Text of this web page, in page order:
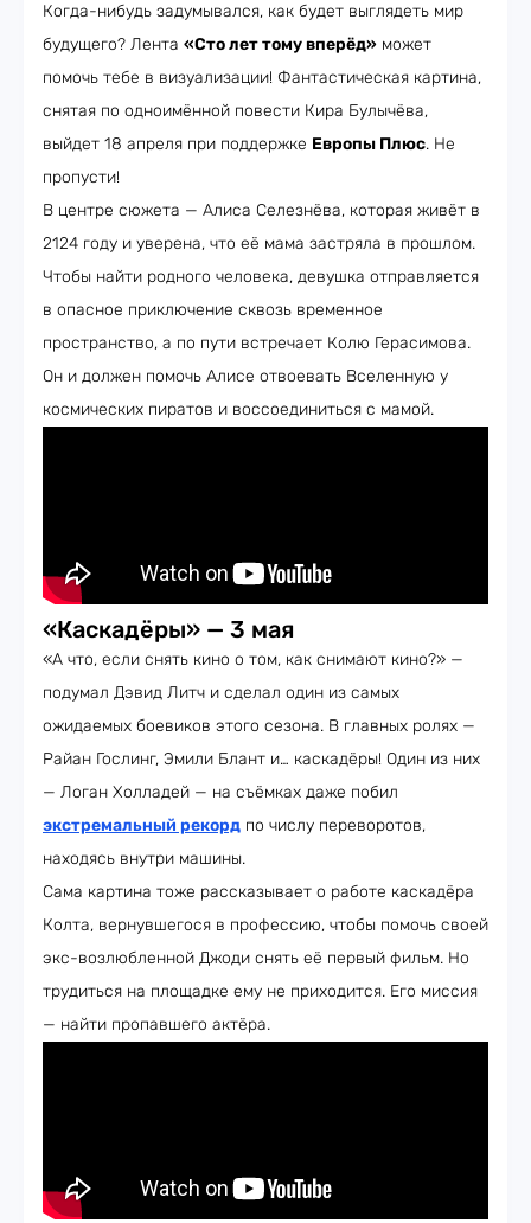
Когда-нибудь задумывался, как будет выглядеть мир
будущего? Лента «Сто лет тому вперёд» может
помочь тебе в визуализации! Фантастическая картина,
снятая по одноимённой повести Кира Булычёва,
выйдет 18 апреля при поддержке Европы Плюс. Не
пропусти!
В центре сюжета — Алиса Селезнёва, которая живёт в
2124 году и уверена, что её мама застряла в прошлом.
Чтобы найти родного человека, девушка отправляется
в опасное приключение сквозь временное
пространство, а по пути встречает Колю Герасимова.
Он и должен помочь Алисе отвоевать Вселенную у
космических пиратов и воссоединиться с мамой.
«Каскадёры» — 3 мая
«А что, если снять кино о том, как снимают кино?» —
подумал Дэвид Литч и сделал один из самых
ожидаемых боевиков этого сезона. В главных ролях —
Райан Гослинг, Эмили Блант и… каскадёры! Один из них
— Логан Холладей — на съёмках даже побил
экстремальный рекорд по числу переворотов,
находясь внутри машины.
Сама картина тоже рассказывает о работе каскадёра
Колта, вернувшегося в профессию, чтобы помочь своей
экс-возлюбленной Джоди снять её первый фильм. Но
трудиться на площадке ему не приходится. Его миссия
— найти пропавшего актёра.